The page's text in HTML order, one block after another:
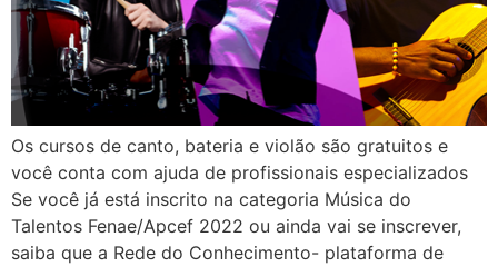
Os cursos de canto, bateria e violão são gratuitos e
você conta com ajuda de profissionais especializados
Se você já está inscrito na categoria Música do
Talentos Fenae/Apcef 2022 ou ainda vai se inscrever,
saiba que a Rede do Conhecimento- plataforma de